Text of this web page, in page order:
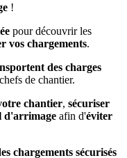
!
pour découvrir les
vos chargements.
des charges
de chantier.
chantier, sécuriser
d'arrimage afin d'éviter
chargements sécurisés